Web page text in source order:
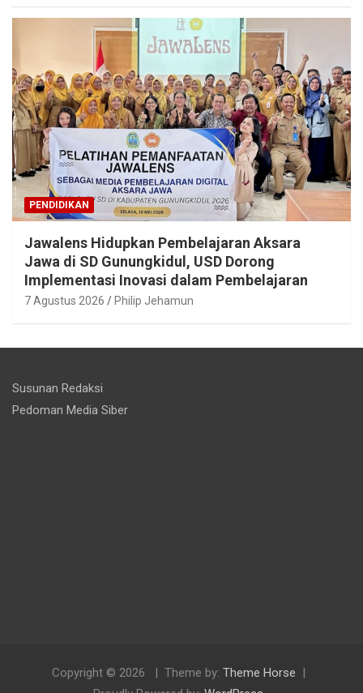
PENDIDIKAN
Jawalens Hidupkan Pembelajaran Aksara
Jawa di SD Gunungkidul, USD Dorong
Implementasi Inovasi dalam Pembelajaran
7 Agustus 2026 Philip Jehamun
Susunan Redaksi
Pedoman Media Siber
Copyright © 2026 Theme by: Theme Horse